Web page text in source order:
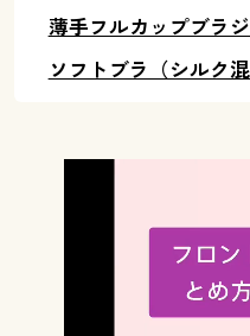
薄手フルカップブラ
ソフトブラ（シルク混